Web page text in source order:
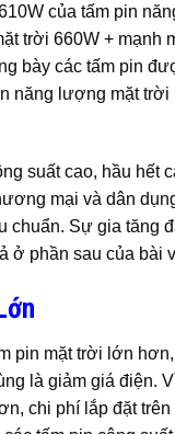
của tấm pin
trời 660W +
bày các tấm pin
năng lượng mặt
suất cao, hầu hết
mại và dân
chuẩn. Sự gia tăng
ở phần sau của bài
pin mặt trời lớn
là giảm giá điện.
chi phí lắp đặt